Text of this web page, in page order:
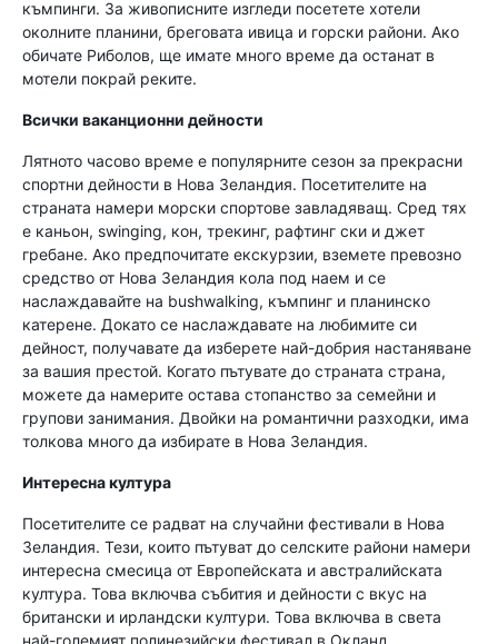
къмпинги. За живописните изгледи посетете хотели
околните планини, бреговата ивица и горски райони. Ако
обичате Риболов, ще имате много време да останат в
мотели покрай реките.
Всички ваканционни дейности
Лятното часово време е популярните сезон за прекрасни
спортни дейности в Нова Зеландия. Посетителите на
страната намери морски спортове завладяващ. Сред тях
е каньон, swinging, кон, трекинг, рафтинг ски и джет
гребане. Ако предпочитате екскурзии, вземете превозно
средство от Нова Зеландия кола под наем и се
наслаждавайте на bushwalking, къмпинг и планинско
катерене. Докато се наслаждавате на любимите си
дейност, получавате да изберете най-добрия настаняване
за вашия престой. Когато пътувате до страната страна,
можете да намерите остава стопанство за семейни и
групови занимания. Двойки на романтични разходки, има
толкова много да избирате в Нова Зеландия.
Интересна култура
Посетителите се радват на случайни фестивали в Нова
Зеландия. Тези, които пътуват до селските райони намери
интересна смесица от Европейската и австралийската
култура. Това включва събития и дейности с вкус на
британски и ирландски култури. Това включва в света
най-големият полинезийски фестивал в Окланд.